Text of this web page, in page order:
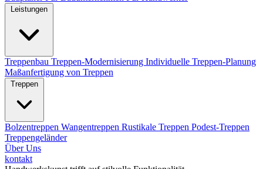
Leistungen
Treppenbau Treppen-Modernisierung Individuelle Treppen-Planung
Maßanfertigung von Treppen
Treppen
Bolzentreppen Wangentreppen Rustikale Treppen Podest-Treppen
Treppengeländer
Über Uns
kontakt